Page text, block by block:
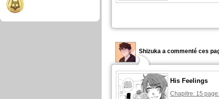
Shizuka a commenté ces
His Feelings
Chapitre: 15